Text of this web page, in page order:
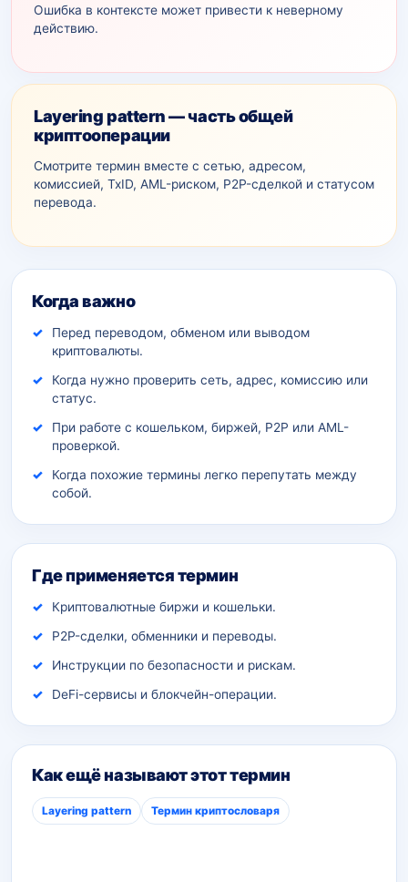
Ошибка в контексте может привести к неверному
действию.
Layering pattern — часть общей
криптооперации
Смотрите термин вместе с сетью, адресом,
комиссией, TxID, AML-рискoм, P2P-сделкой и статусом
перевода.
Дополнительный контекст
Когда важно
Перед переводом, обменом или выводом
криптовалюты.
Когда нужно проверить сеть, адрес, комиссию или
статус.
При работе с кошельком, биржей, P2P или AML-
проверкой.
Когда похожие термины легко перепутать между
собой.
Где применяется термин
Криптовалютные биржи и кошельки.
P2P-сделки, обменники и переводы.
Инструкции по безопасности и рискам.
DeFi-сервисы и блокчейн-операции.
Как ещё называют этот термин
Layering pattern Термин криптословаря